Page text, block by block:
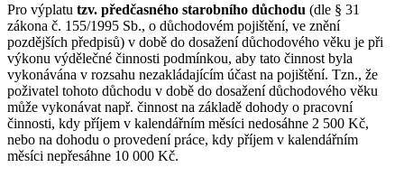
Pro výplatu tzv. předčasného starobního důchodu (dle § 31
zákona č. 155/1995 Sb., o důchodovém pojištění, ve znění
pozdějších předpisů) v době do dosažení důchodového věku je při
výkonu výdělečné činnosti podmínkou, aby tato činnost byla
vykonávána v rozsahu nezakládajícím účast na pojištění. Tzn., že
poživatel tohoto důchodu v době do dosažení důchodového věku
může vykonávat např. činnost na základě dohody o pracovní
činnosti, kdy příjem v kalendářním měsíci nedosáhne 2 500 Kč,
nebo na dohodu o provedení práce, kdy příjem v kalendářním
měsíci nepřesáhne 10 000 Kč.